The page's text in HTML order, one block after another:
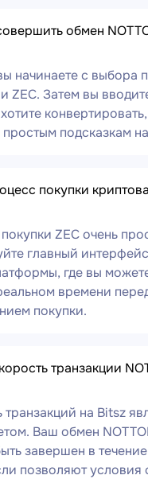
обмен
начинаете с выбора
ZEC. Затем вы
простым подсказкам
покупки
ZEC очень
главный
где вы
времени
покупки.
транзакции
транзакций на Bitsz
Ваш обмен
завершен в
позволяют условия